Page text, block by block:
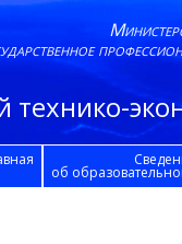
технико-
об